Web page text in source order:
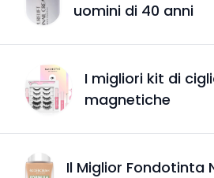
uomini di 40 anni
I migliori kit di
magnetiche
Il Miglior Fondotinta